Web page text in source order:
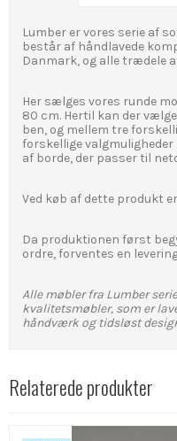
Lumber er vores serie af
består af håndlavede
Danmark, og alle trædele
Her sælges vores runde
80 cm. Hertil kan der
ben, og mellem tre
forskellige valgmuligheder
af borde, der passer til
Ved køb af dette produkt
Da produktionen først
ordre, forventes en
Alle møbler fra Lumber
kvalitetsmøbler, som er
håndværk og tidsløst
Relaterede produkter